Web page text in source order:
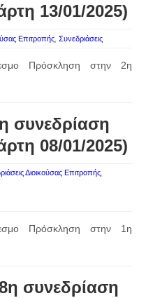
13/01/2025)
Επιτροπής Συνεδριάσεις
Πρόσκληση στην 2η
συνεδρίαση
08/01/2025)
Διοικούσας Επιτροπής
Πρόσκληση στην 1η
συνεδρίαση